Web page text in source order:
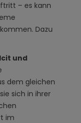
– es kann
Dazu
und
dem gleichen
sich in ihrer
im